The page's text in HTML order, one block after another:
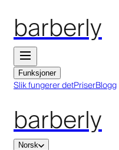
barberly
Funksjoner
Slik fungerer detPriserBlogg
barberly
Norsk